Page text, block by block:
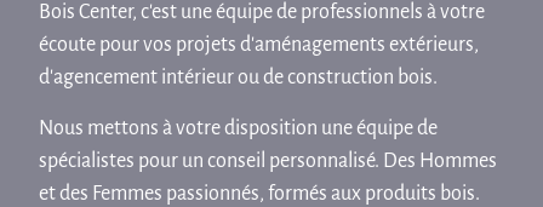
Bois Center, c'est une équipe de professionnels à votre
écoute pour vos projets d'aménagements extérieurs,
d'agencement intérieur ou de construction bois.
Nous mettons à votre disposition une équipe de
spécialistes pour un conseil personnalisé. Des Hommes
et des Femmes passionnés, formés aux produits bois.